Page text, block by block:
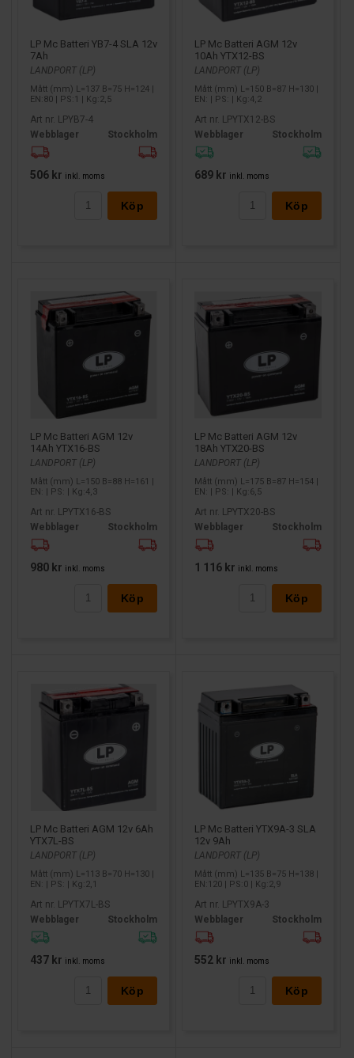
LP Mc Batteri YB7-4 SLA 12v
7Ah
LANDPORT (LP)
Mått (mm) L=137 B=75 H=124 |
EN:80 | PS:1 | Kg:2,5
Art nr. LPYB7-4
Webblager
Stockholm
506 kr inkl. moms
Köp
LP Mc Batteri AGM 12v
10Ah YTX12-BS
LANDPORT (LP)
Mått (mm) L=150 B=87 H=130 |
EN: | PS: | Kg:4,2
Art nr. LPYTX12-BS
Webblager
Stockholm
689 kr inkl. moms
Köp
LP Mc Batteri AGM 12v
14Ah YTX16-BS
LANDPORT (LP)
Mått (mm) L=150 B=88 H=161 |
EN: | PS: | Kg:4,3
Art nr. LPYTX16-BS
Webblager
Stockholm
980 kr inkl. moms
Köp
LP Mc Batteri AGM 12v
18Ah YTX20-BS
LANDPORT (LP)
Mått (mm) L=175 B=87 H=154 |
EN: | PS: | Kg:6,5
Art nr. LPYTX20-BS
Webblager
Stockholm
1 116 kr inkl. moms
Köp
LP Mc Batteri AGM 12v 6Ah
YTX7L-BS
LANDPORT (LP)
Mått (mm) L=113 B=70 H=130 |
EN: | PS: | Kg:2,1
Art nr. LPYTX7L-BS
Webblager
Stockholm
437 kr inkl. moms
Köp
LP Mc Batteri YTX9A-3 SLA
12v 9Ah
LANDPORT (LP)
Mått (mm) L=135 B=75 H=138 |
EN:120 | PS:0 | Kg:2,9
Art nr. LPYTX9A-3
Webblager
Stockholm
552 kr inkl. moms
Köp